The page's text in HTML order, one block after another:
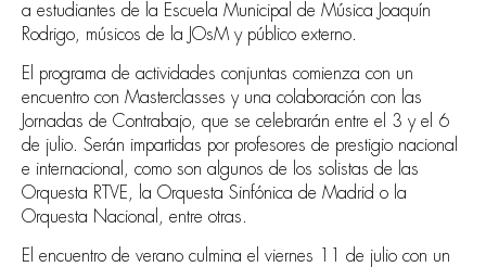
a estudiantes de la Escuela Municipal de Música Joaquín
Rodrigo, músicos de la JOsM y público externo.
El programa de actividades conjuntas comienza con un
encuentro con Masterclasses y una colaboración con las
Jornadas de Contrabajo, que se celebrarán entre el 3 y el 6
de julio. Serán impartidas por profesores de prestigio nacional
e internacional, como son algunos de los solistas de las
Orquesta RTVE, la Orquesta Sinfónica de Madrid o la
Orquesta Nacional, entre otras.
El encuentro de verano culmina el viernes 11 de julio con un